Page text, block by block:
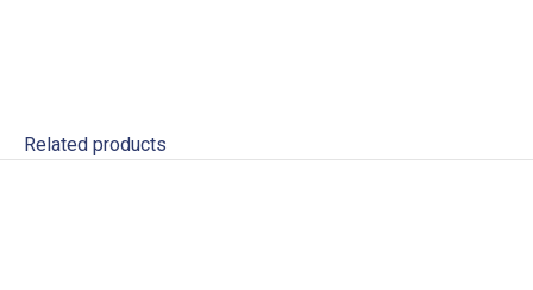
Related products